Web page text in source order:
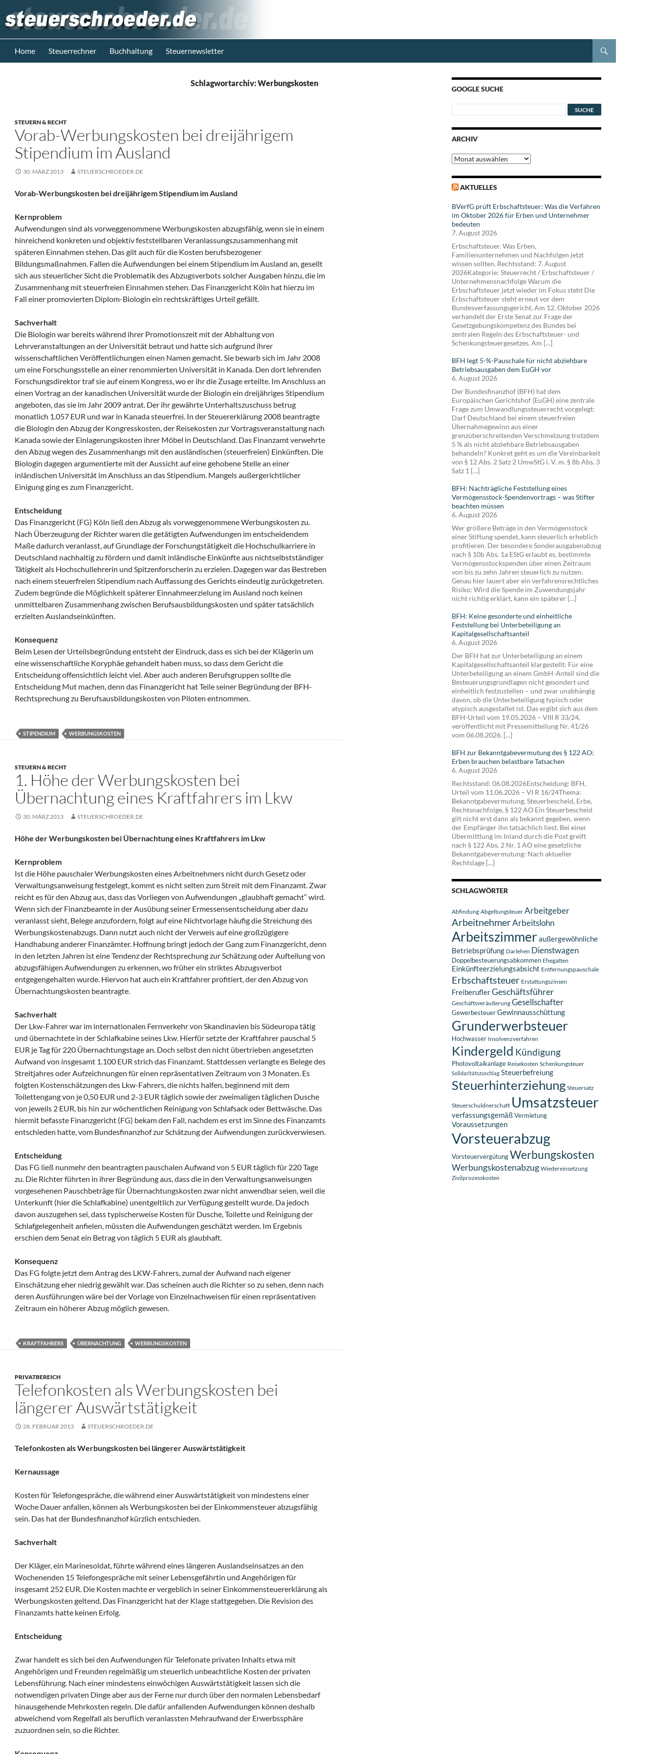
Inhalt
springen
Steuerblog www.steuerschroeder.de
Home Steuerrechner Buchhaltung Steuernewsletter
Schlagwortarchiv: Werbungskosten
STEUERN & RECHT
Vorab-Werbungskosten bei dreijährigem
Stipendium im Ausland
30. MÄRZ 2013 STEUERSCHROEDER.DE
Vorab-Werbungskosten bei dreijährigem Stipendium im Ausland
Kernproblem
Aufwendungen sind als vorweggenommene Werbungskosten abzugsfähig, wenn sie in einem
hinreichend konkreten und objektiv feststellbaren Veranlassungszusammenhang mit
späteren Einnahmen stehen. Das gilt auch für die Kosten berufsbezogener
Bildungsmaßnahmen. Fallen die Aufwendungen bei einem Stipendium im Ausland an, gesellt
sich aus steuerlicher Sicht die Problematik des Abzugsverbots solcher Ausgaben hinzu, die im
Zusammenhang mit steuerfreien Einnahmen stehen. Das Finanzgericht Köln hat hierzu im
Fall einer promovierten Diplom-Biologin ein rechtskräftiges Urteil gefällt.
Sachverhalt
Die Biologin war bereits während ihrer Promotionszeit mit der Abhaltung von
Lehrveranstaltungen an der Universität betraut und hatte sich aufgrund ihrer
wissenschaftlichen Veröffentlichungen einen Namen gemacht. Sie bewarb sich im Jahr 2008
um eine Forschungsstelle an einer renommierten Universität in Kanada. Den dort lehrenden
Forschungsdirektor traf sie auf einem Kongress, wo er ihr die Zusage erteilte. Im Anschluss an
einen Vortrag an der kanadischen Universität wurde der Biologin ein dreijähriges Stipendium
angeboten, das sie im Jahr 2009 antrat. Der ihr gewährte Unterhaltszuschuss betrug
monatlich 1.057 EUR und war in Kanada steuerfrei. In der Steuererklärung 2008 beantragte
die Biologin den Abzug der Kongresskosten, der Reisekosten zur Vortragsveranstaltung nach
Kanada sowie der Einlagerungskosten ihrer Möbel in Deutschland. Das Finanzamt verwehrte
den Abzug wegen des Zusammenhangs mit den ausländischen (steuerfreien) Einkünften. Die
Biologin dagegen argumentierte mit der Aussicht auf eine gehobene Stelle an einer
inländischen Universität im Anschluss an das Stipendium. Mangels außergerichtlicher
Einigung ging es zum Finanzgericht.
Entscheidung
Das Finanzgericht (FG) Köln ließ den Abzug als vorweggenommene Werbungskosten zu.
Nach Überzeugung der Richter waren die getätigten Aufwendungen im entscheidendem
Maße dadurch veranlasst, auf Grundlage der Forschungstätigkeit die Hochschulkarriere in
Deutschland nachhaltig zu fördern und damit inländische Einkünfte aus nichtselbstständiger
Tätigkeit als Hochschullehrerin und Spitzenforscherin zu erzielen. Dagegen war das Bestreben
nach einem steuerfreien Stipendium nach Auffassung des Gerichts eindeutig zurückgetreten.
Zudem begründe die Möglichkeit späterer Einnahmeerzielung im Ausland noch keinen
unmittelbaren Zusammenhang zwischen Berufsausbildungskosten und später tatsächlich
erzielten Auslandseinkünften.
Konsequenz
Beim Lesen der Urteilsbegründung entsteht der Eindruck, dass es sich bei der Klägerin um
eine wissenschaftliche Koryphäe gehandelt haben muss, so dass dem Gericht die
Entscheidung offensichtlich leicht viel. Aber auch anderen Berufsgruppen sollte die
Entscheidung Mut machen, denn das Finanzgericht hat Teile seiner Begründung der BFH-
Rechtsprechung zu Berufsausbildungskosten von Piloten entnommen.
STIPENDIUM WERBUNGSKOSTEN
STEUERN & RECHT
1. Höhe der Werbungskosten bei
Übernachtung eines Kraftfahrers im Lkw
30. MÄRZ 2013 STEUERSCHROEDER.DE
Höhe der Werbungskosten bei Übernachtung eines Kraftfahrers im Lkw
Kernproblem
Ist die Höhe pauschaler Werbungskosten eines Arbeitnehmers nicht durch Gesetz oder
Verwaltungsanweisung festgelegt, kommt es nicht selten zum Streit mit dem Finanzamt. Zwar
reicht es für den Abzug aus, dass das Vorliegen von Aufwendungen „glaubhaft gemacht“ wird.
Wenn sich der Finanzbeamte in der Ausübung seiner Ermessensentscheidung aber dazu
veranlasst sieht, Belege anzufordern, folgt auf eine Nichtvorlage häufig die Streichung des
Werbungskostenabzugs. Dann nutzt auch nicht der Verweis auf eine großzügigere
Handhabung anderer Finanzämter. Hoffnung bringt jedoch der Gang zum Finanzgericht, denn
in den letzten Jahren ist eine Tendenz der Rechtsprechung zur Schätzung oder Aufteilung von
abzugsfähigen Aufwendungen zu erkennen, wo früher ein striktes Abzugsverbot
entgegengehalten wurde. Hiervon hat auch ein Kraftfahrer profitiert, der den Abzug von
Übernachtungskosten beantragte.
Sachverhalt
Der Lkw-Fahrer war im internationalen Fernverkehr von Skandinavien bis Südeuropa tätig
und übernachtete in der Schlafkabine seines Lkw. Hierfür setzte der Kraftfahrer pauschal 5
EUR je Tag für 220 Übernachtungstage an. Doch selbst den nicht übertrieben angesetzten
Aufwand von insgesamt 1.100 EUR strich das Finanzamt. Stattdessen verlangte es Belege des
Streitjahres oder Aufzeichnungen für einen repräsentativen Zeitraum von 3 Monaten. Es
folgten Kostenschätzungen des Lkw-Fahrers, die nichts halfen, beginnend mit dem
Toilettengang von je 0,50 EUR und 2-3 EUR täglich sowie der zweimaligen täglichen Dusche
von jeweils 2 EUR, bis hin zur wöchentlichen Reinigung von Schlafsack oder Bettwäsche. Das
hiermit befasste Finanzgericht (FG) bekam den Fall, nachdem es erst im Sinne des Finanzamts
entschieden hatte, vom Bundesfinanzhof zur Schätzung der Aufwendungen zurückverwiesen.
Entscheidung
Das FG ließ nunmehr den beantragten pauschalen Aufwand von 5 EUR täglich für 220 Tage
zu. Die Richter führten in ihrer Begründung aus, dass die in den Verwaltungsanweisungen
vorgesehenen Pauschbeträge für Übernachtungskosten zwar nicht anwendbar seien, weil die
Unterkunft (hier die Schlafkabine) unentgeltlich zur Verfügung gestellt wurde. Da jedoch
davon auszugehen sei, dass typischerweise Kosten für Dusche, Toilette und Reinigung der
Schlafgelegenheit anfielen, müssten die Aufwendungen geschätzt werden. Im Ergebnis
erschien dem Senat ein Betrag von täglich 5 EUR als glaubhaft.
Konsequenz
Das FG folgte jetzt dem Antrag des LKW-Fahrers, zumal der Aufwand nach eigener
Einschätzung eher niedrig gewählt war. Das scheinen auch die Richter so zu sehen, denn nach
deren Ausführungen wäre bei der Vorlage von Einzelnachweisen für einen repräsentativen
Zeitraum ein höherer Abzug möglich gewesen.
KRAFTFAHRERS ÜBERNACHTUNG WERBUNGSKOSTEN
PRIVATBEREICH
Telefonkosten als Werbungskosten bei
längerer Auswärtstätigkeit
28. FEBRUAR 2013 STEUERSCHROEDER.DE
Telefonkosten als Werbungskosten bei längerer Auswärtstätigkeit
Kernaussage
Kosten für Telefongespräche, die während einer Auswärtstätigkeit von mindestens einer
Woche Dauer anfallen, können als Werbungskosten bei der Einkommensteuer abzugsfähig
sein. Das hat der Bundesfinanzhof kürzlich entschieden.
Sachverhalt
Der Kläger, ein Marinesoldat, führte während eines längeren Auslandseinsatzes an den
Wochenenden 15 Telefongespräche mit seiner Lebensgefährtin und Angehörigen für
insgesamt 252 EUR. Die Kosten machte er vergeblich in seiner Einkommensteuererklärung als
Werbungskosten geltend. Das Finanzgericht hat der Klage stattgegeben. Die Revision des
Finanzamts hatte keinen Erfolg.
Entscheidung
Zwar handelt es sich bei den Aufwendungen für Telefonate privaten Inhalts etwa mit
Angehörigen und Freunden regelmäßig um steuerlich unbeachtliche Kosten der privaten
Lebensführung. Nach einer mindestens einwöchigen Auswärtstätigkeit lassen sich die
notwendigen privaten Dinge aber aus der Ferne nur durch über den normalen Lebensbedarf
hinausgehende Mehrkosten regeln. Die dafür anfallenden Aufwendungen können deshalb
abweichend vom Regelfall als beruflich veranlassten Mehraufwand der Erwerbssphäre
zuzuordnen sein, so die Richter.
GOOGLE SUCHE
ARCHIV
Archiv
AKTUELLES
BVerfG prüft Erbschaftsteuer: Was die Verfahren
im Oktober 2026 für Erben und Unternehmer
bedeuten
7. August 2026
Erbschaftsteuer. Was Erben,
Familienunternehmen und Nachfolgen jetzt
wissen sollten. Rechtsstand: 7. August
2026Kategorie: Steuerrecht / Erbschaftsteuer /
Unternehmensnachfolge Warum die
Erbschaftsteuer jetzt wieder im Fokus steht Die
Erbschaftsteuer steht erneut vor dem
Bundesverfassungsgericht. Am 12. Oktober 2026
verhandelt der Erste Senat zur Frage der
Gesetzgebungskompetenz des Bundes bei
zentralen Regeln des Erbschaftsteuer- und
Schenkungsteuergesetzes. Am […]
BFH legt 5-%-Pauschale für nicht abziehbare
Betriebsausgaben dem EuGH vor
6. August 2026
Der Bundesfinanzhof (BFH) hat dem
Europäischen Gerichtshof (EuGH) eine zentrale
Frage zum Umwandlungssteuerrecht vorgelegt:
Darf Deutschland bei einem steuerfreien
Übernahmegewinn aus einer
grenzüberschreitenden Verschmelzung trotzdem
5 % als nicht abziehbare Betriebsausgaben
behandeln? Konkret geht es um die Vereinbarkeit
von § 12 Abs. 2 Satz 2 UmwStG i. V. m. § 8b Abs. 3
Satz 1 […]
BFH: Nachträgliche Feststellung eines
Vermögensstock-Spendenvortrags – was Stifter
beachten müssen
6. August 2026
Wer größere Beträge in den Vermögensstock
einer Stiftung spendet, kann steuerlich erheblich
profitieren. Der besondere Sonderausgabenabzug
nach § 10b Abs. 1a EStG erlaubt es, bestimmte
Vermögensstockspenden über einen Zeitraum
von bis zu zehn Jahren steuerlich zu nutzen.
Genau hier lauert aber ein verfahrensrechtliches
Risiko: Wird die Spende im Zuwendungsjahr
nicht richtig erklärt, kann ein späterer […]
BFH: Keine gesonderte und einheitliche
Feststellung bei Unterbeteiligung an
Kapitalgesellschaftsanteil
6. August 2026
Der BFH hat zur Unterbeteiligung an einem
Kapitalgesellschaftsanteil klargestellt: Für eine
Unterbeteiligung an einem GmbH-Anteil sind die
Besteuerungsgrundlagen nicht gesondert und
einheitlich festzustellen – und zwar unabhängig
davon, ob die Unterbeteiligung typisch oder
atypisch ausgestaltet ist. Das ergibt sich aus dem
BFH-Urteil vom 19.05.2026 – VIII R 33/24,
veröffentlicht mit Pressemitteilung Nr. 41/26
vom 06.08.2026. […]
BFH zur Bekanntgabevermutung des § 122 AO:
Erben brauchen belastbare Tatsachen
6. August 2026
Rechtsstand: 06.08.2026Entscheidung: BFH,
Urteil vom 11.06.2026 – VI R 16/24Thema:
Bekanntgabevermutung, Steuerbescheid, Erbe,
Rechtsnachfolge, § 122 AO Ein Steuerbescheid
gilt nicht erst dann als bekannt gegeben, wenn
der Empfänger ihn tatsächlich liest. Bei einer
Übermittlung im Inland durch die Post greift
nach § 122 Abs. 2 Nr. 1 AO eine gesetzliche
Bekanntgabevermutung: Nach aktueller
Rechtslage […]
SCHLAGWÖRTER
Abfindung Abgeltungsteuer Arbeitgeber
ArbeitnehmerArbeitslohn
Arbeitszimmeraußergewöhnliche
Betriebsprüfung Darlehen Dienstwagen
Doppelbesteuerungsabkommen Ehegatten
Einkünfteerzielungsabsicht Entfernungspauschale
Erbschaftsteuer Erstattungszinsen
FreiberuflerGeschäftsführer
Geschäftsveräußerung Gesellschafter
GewerbesteuerGewinnausschüttung
Grunderwerbsteuer
Hochwasser Insolvenzverfahren
Kindergeld Kündigung
Photovoltaikanlage Reisekosten Schenkungsteuer
Solidaritätszuschlag Steuerbefreiung
Steuerhinterziehung Steuersatz
Steuerschuldnerschaft Umsatzsteuer
verfassungsgemäßVermietung
Voraussetzungen
Vorsteuerabzug
VorsteuervergütungWerbungskosten
Werbungskostenabzug Wiedereinsetzung
Zivilprozesskosten